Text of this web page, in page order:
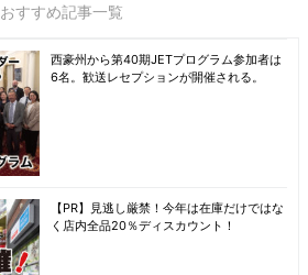
おすすめ記事一覧
西豪州から第40期JETプログラム参加者は
6名。歓送レセプションが開催される。
【PR】見逃し厳禁！今年は在庫だけではな
く店内全品20％ディスカウント！